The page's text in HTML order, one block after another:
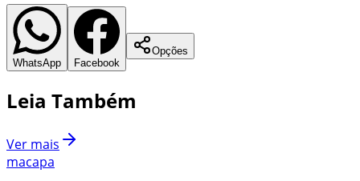
WhatsApp Facebook
Opções
Leia Também
Ver mais
macapa